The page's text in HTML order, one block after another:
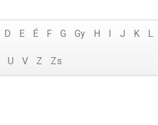
D E É F G Gy H I J K L
U V Z Zs